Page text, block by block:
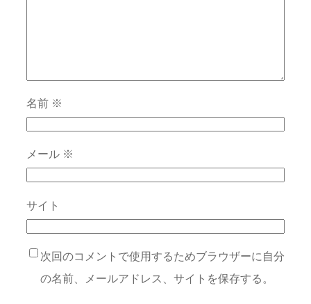
名前 ※
メール ※
サイト
次回のコメントで使用するためブラウザーに自分
の名前、メールアドレス、サイトを保存する。